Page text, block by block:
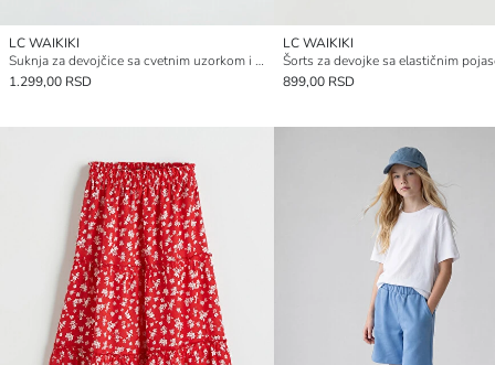
LC WAIKIKI
Suknja za devojčice sa cvetnim uzorkom i volanima
1.299,00 RSD
LC WAIKIKI
Šorts za devojke sa elastičnim
899,00 RSD